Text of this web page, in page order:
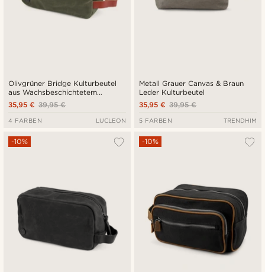
Olivgrüner Bridge Kulturbeutel
aus Wachsbeschichtetem
Leinstoff 39,95 €
35,95 €
4 FARBEN LUCLEON
Metall Grauer Canvas & Braun
Leder Kulturbeutel
39,95 €
35,95 €
5 FARBEN TRENDHIM
-10% -10%